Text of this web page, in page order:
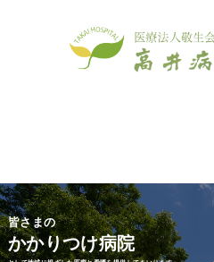
皆さまの
かかりつけ病院